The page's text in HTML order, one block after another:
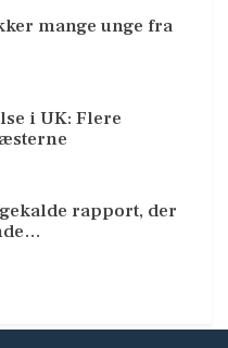
mange unge fra
i UK: Flere
rapport, der